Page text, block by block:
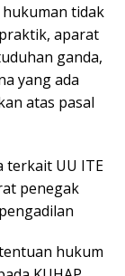
tidak
aparat
ganda,
yang ada
atas pasal
terkait UU ITE
penegak
hukum